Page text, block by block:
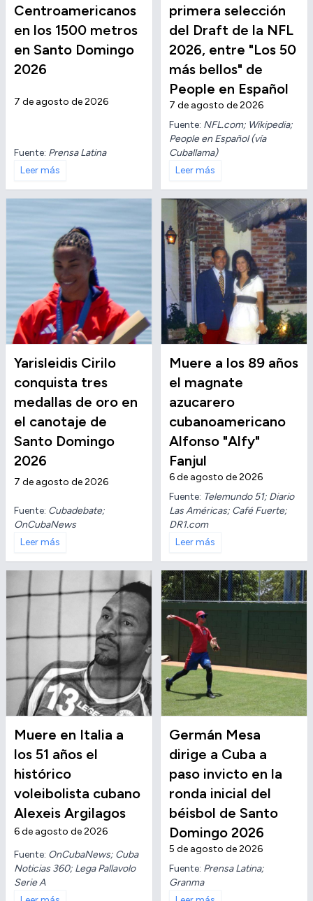
Centroamericanos
en los 1500 metros
en Santo Domingo
2026
7 de agosto de 2026
Fuente: Prensa Latina
Leer más
primera selección
del Draft de la NFL
2026, entre "Los 50
más bellos" de
People en Español
7 de agosto de 2026
Fuente: NFL.com; Wikipedia;
People en Español (vía
Cuballama)
Leer más
Yarisleidis Cirilo
conquista tres
medallas de oro en
el canotaje de
Santo Domingo
2026
7 de agosto de 2026
Fuente: Cubadebate;
OnCubaNews
Leer más
Muere a los 89 años
el magnate
azucarero
cubanoamericano
Alfonso "Alfy"
Fanjul
6 de agosto de 2026
Fuente: Telemundo 51; Diario
Las Américas; Café Fuerte;
DR1.com
Leer más
Muere en Italia a
los 51 años el
histórico
voleibolista cubano
Alexeis Argilagos
6 de agosto de 2026
Fuente: OnCubaNews; Cuba
Noticias 360; Lega Pallavolo
Serie A
Germán Mesa
dirige a Cuba a
paso invicto en la
ronda inicial del
béisbol de Santo
Domingo 2026
5 de agosto de 2026
Fuente: Prensa Latina;
Granma